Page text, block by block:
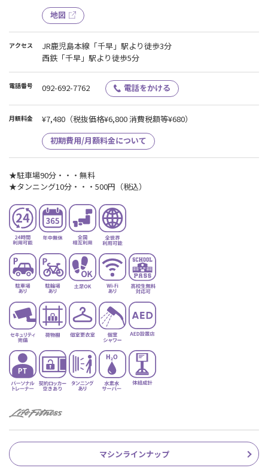
地図
アクセス
JR鹿児島本線「千早」駅より徒歩3分
西鉄「千早」駅より徒歩5分
電話番号 092-692-7762 電話をかける
月額料金 ¥7,480 （税抜価格¥6,800 消費税額等¥680）
初期費用/月額料金について
★駐車場90分・・・無料
★タンニング10分・・・500円（税込）
マシンラインナップ